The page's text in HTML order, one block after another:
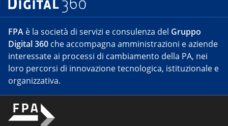
FPA è la società di servizi e consulenza del Gruppo
Digital 360 che accompagna amministrazioni e aziende
interessate ai processi di cambiamento della PA, nei
loro percorsi di innovazione tecnologica, istituzionale e
organizzativa.